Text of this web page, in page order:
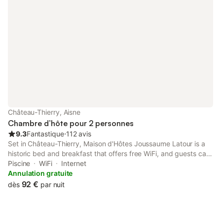
Château-Thierry, Aisne
Chambre d’hôte pour 2 personnes
9.3Fantastique⋅112 avis
Set in Château-Thierry, Maison d'Hôtes Joussaume Latour is a
historic bed and breakfast that offers free WiFi, and guests can
enjoy a seasonal outdoor swimming pool and a garden. The air-
conditioned accommodation is 48 km from Epernay Train
Station.
Piscine WiFi
Internet
Annulation gratuite
dès 92 € par nuit